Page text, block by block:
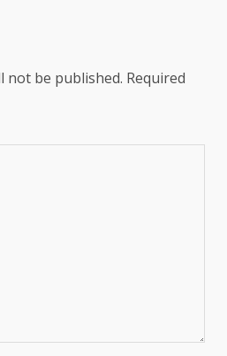
not be published. Required